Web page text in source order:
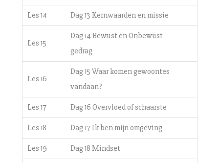
Les 14 Dag 13 Kernwaarden en missie
Les 15
Dag 14 Bewust en Onbewust
gedrag
Les 16
Dag 15 Waar komen gewoontes
vandaan?
Les 17 Dag 16 Overvloed of schaarste
Les 18 Dag 17 Ik ben mijn omgeving
Les 19 Dag 18 Mindset